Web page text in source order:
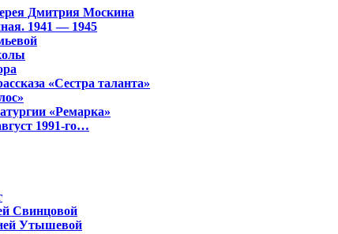
Дмитрия Москина
1941 — 1945
«Сестра таланта»
«Ремарка»
1991-го…
Свинцовой
Утышевой